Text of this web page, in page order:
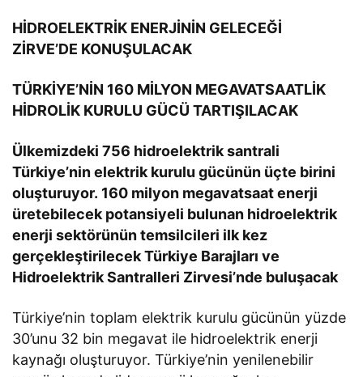
HİDROELEKTRİK ENERJİNİN GELECEĞİ
ZİRVE’DE KONUŞULACAK
TÜRKİYE’NİN 160 MİLYON MEGAVATSAATLİK
HİDROLİK KURULU GÜCÜ TARTIŞILACAK
Ülkemizdeki 756 hidroelektrik santrali
Türkiye’nin elektrik kurulu gücünün üçte birini
oluşturuyor. 160 milyon megavatsaat enerji
üretebilecek potansiyeli bulunan hidroelektrik
enerji sektörünün temsilcileri ilk kez
gerçekleştirilecek Türkiye Barajları ve
Hidroelektrik Santralleri Zirvesi’nde buluşacak
Türkiye’nin toplam elektrik kurulu gücünün yüzde
30’unu 32 bin megavat ile hidroelektrik enerji
kaynağı oluşturuyor. Türkiye’nin yenilenebilir